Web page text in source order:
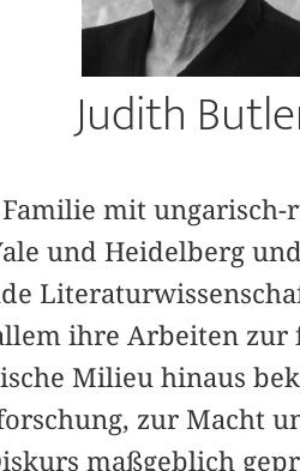
Judith
mit ungarisch-
und Heidelberg
ihre Arbeiten
Milieu hinaus
zur Macht
maßgeblich